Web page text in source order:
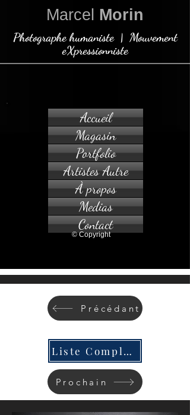
Marcel Morin
Photographe humaniste | Mouvement
eXpressionniste
Accueil
Magasin
Portfolio
Artistes Autre
À propos
Medias
Contact
© Copyright
Précédant
Liste Complète
Prochain